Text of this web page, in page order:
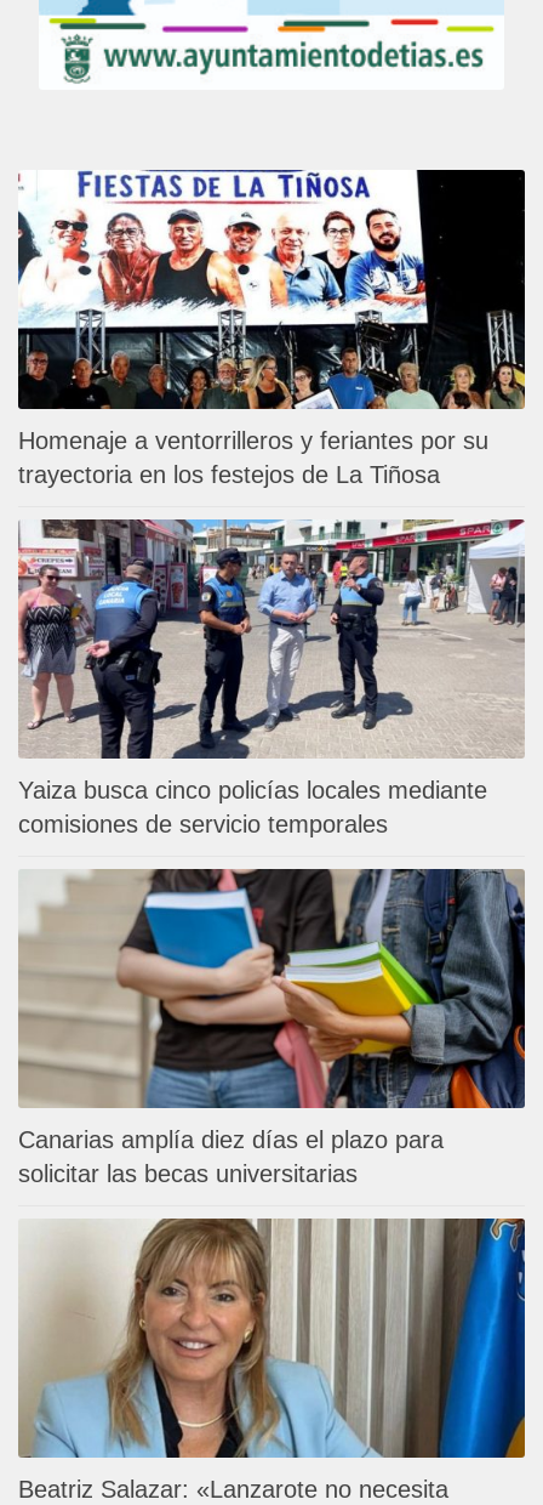
Homenaje a ventorrilleros y feriantes por su
trayectoria en los festejos de La Tiñosa
Yaiza busca cinco policías locales mediante
comisiones de servicio temporales
Canarias amplía diez días el plazo para
solicitar las becas universitarias
Beatriz Salazar: «Lanzarote no necesita